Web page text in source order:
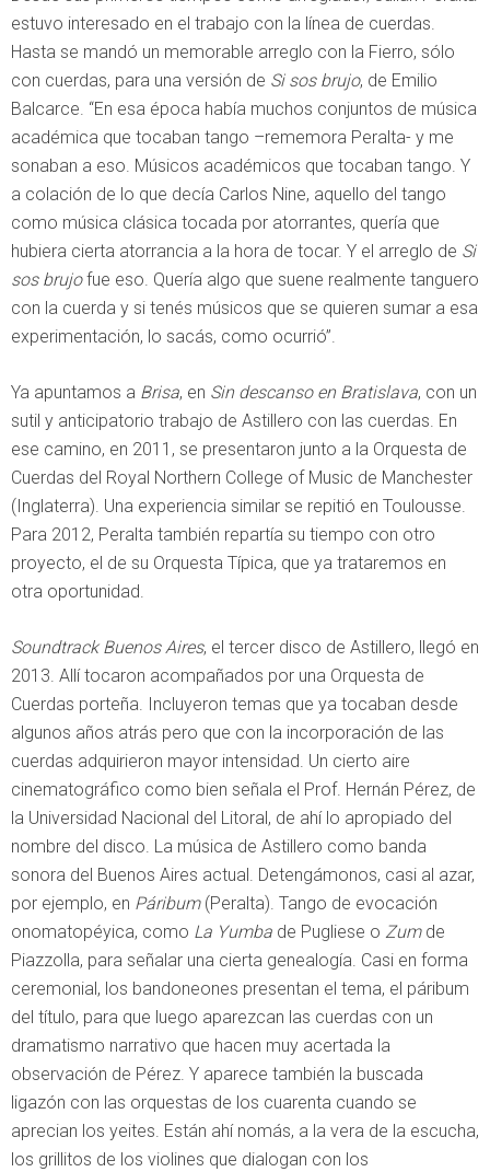
estuvo interesado en el trabajo con la línea de cuerdas.
Hasta se mandó un memorable arreglo con la Fierro, sólo
con cuerdas, para una versión de Si sos brujo, de Emilio
Balcarce. “En esa época había muchos conjuntos de música
académica que tocaban tango –rememora Peralta- y me
sonaban a eso. Músicos académicos que tocaban tango. Y
a colación de lo que decía Carlos Nine, aquello del tango
como música clásica tocada por atorrantes, quería que
hubiera cierta atorrancia a la hora de tocar. Y el arreglo de Si
sos brujofue eso. Quería algo que suene realmente tanguero
con la cuerda y si tenés músicos que se quieren sumar a esa
experimentación, lo sacás, como ocurrió”.
Ya apuntamos a Brisa, en Sin descanso en Bratislava, con un
sutil y anticipatorio trabajo de Astillero con las cuerdas. En
ese camino, en 2011, se presentaron junto a la Orquesta de
Cuerdas del Royal Northern College of Music de Manchester
(Inglaterra). Una experiencia similar se repitió en Toulousse.
Para 2012, Peralta también repartía su tiempo con otro
proyecto, el de su Orquesta Típica, que ya trataremos en
otra oportunidad.
Soundtrack Buenos Aires, el tercer disco de Astillero, llegó en
2013. Allí tocaron acompañados por una Orquesta de
Cuerdas porteña. Incluyeron temas que ya tocaban desde
algunos años atrás pero que con la incorporación de las
cuerdas adquirieron mayor intensidad. Un cierto aire
cinematográfico como bien señala el Prof. Hernán Pérez, de
la Universidad Nacional del Litoral, de ahí lo apropiado del
nombre del disco. La música de Astillero como banda
sonora del Buenos Aires actual. Detengámonos, casi al azar,
por ejemplo, en Páribum(Peralta). Tango de evocación
onomatopéyica, como La Yumba de Pugliese o Zumde
Piazzolla, para señalar una cierta genealogía. Casi en forma
ceremonial, los bandoneones presentan el tema, el páribum
del título, para que luego aparezcan las cuerdas con un
dramatismo narrativo que hacen muy acertada la
observación de Pérez. Y aparece también la buscada
ligazón con las orquestas de los cuarenta cuando se
aprecian los yeites. Están ahí nomás, a la vera de la escucha,
los grillitos de los violines que dialogan con los